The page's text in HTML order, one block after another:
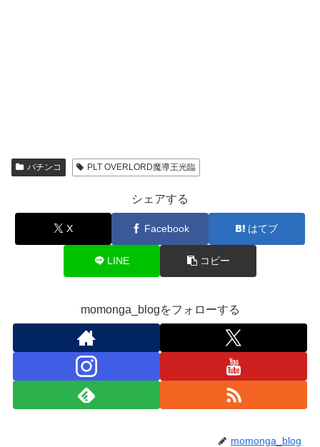
パチンコ PLT OVERLORD魔導王光臨
シェアする
X Facebook はてブ
LINE コピー
momonga_blogをフォローする
momonga_blog